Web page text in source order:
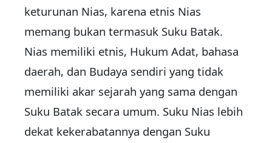
keturunan Nias, karena etnis Nias
memang bukan termasuk Suku Batak.
Nias memiliki etnis, Hukum Adat, bahasa
daerah, dan Budaya sendiri yang tidak
memiliki akar sejarah yang sama dengan
Suku Batak secara umum. Suku Nias lebih
dekat kekerabatannya dengan Suku